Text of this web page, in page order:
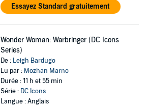
Essayez Standard gratuitement
Wonder Woman: Warbringer (DC Icons
Series)
De : Leigh Bardugo
Lu par : Mozhan Marno
Durée : 11 h et 55 min
Série : DC Icons
Langue : Anglais